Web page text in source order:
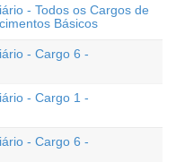
- Todos os Cargos de
Básicos
- Cargo 6 -
- Cargo 1 -
- Cargo 6 -